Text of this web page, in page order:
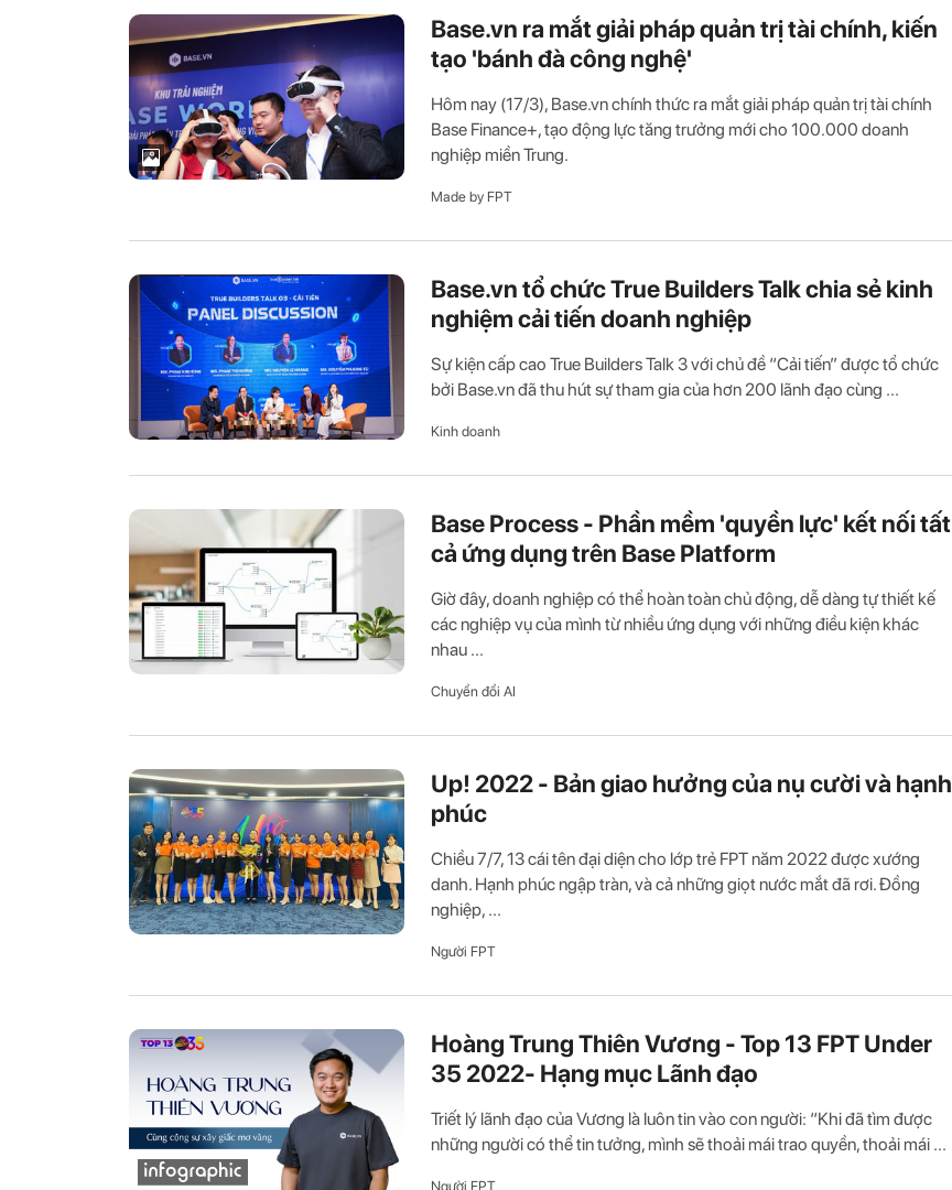
Base.vn ra mắt giải pháp quản trị tài chính, kiến
tạo 'bánh đà công nghệ'
Hôm nay (17/3), Base.vn chính thức ra mắt giải pháp quản trị tài chính
Base Finance+, tạo động lực tăng trưởng mới cho 100.000 doanh
nghiệp miền Trung.
Made by FPT
Base.vn tổ chức True Builders Talk chia sẻ kinh
nghiệm cải tiến doanh nghiệp
Sự kiện cấp cao True Builders Talk 3 với chủ đề “Cải tiến” được tổ chức
bởi Base.vn đã thu hút sự tham gia của hơn 200 lãnh đạo cùng ...
Kinh doanh
Base Process - Phần mềm 'quyền lực' kết nối tất
cả ứng dụng trên Base Platform
Giờ đây, doanh nghiệp có thể hoàn toàn chủ động, dễ dàng tự thiết kế
các nghiệp vụ của mình từ nhiều ứng dụng với những điều kiện khác
nhau ...
Chuyển đổi AI
Up! 2022 - Bản giao hưởng của nụ cười và hạnh
phúc
Chiều 7/7, 13 cái tên đại diện cho lớp trẻ FPT năm 2022 được xướng
danh. Hạnh phúc ngập tràn, và cả những giọt nước mắt đã rơi. Đồng
nghiệp, ...
Người FPT
Hoàng Trung Thiên Vương - Top 13 FPT Under
35 2022- Hạng mục Lãnh đạo
Triết lý lãnh đạo của Vương là luôn tin vào con người: “Khi đã tìm được
những người có thể tin tưởng, mình sẽ thoải mái trao quyền, thoải mái ...
Người FPT